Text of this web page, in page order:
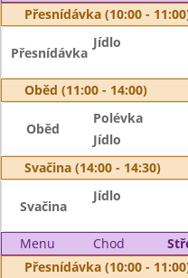
Přesnídávka (10:00 -
Přesnídávka
Jídlo
Oběd (11:00 - 14:00)
Oběd
Polévka
Jídlo
Svačina (14:00 - 14:30)
Svačina
Jídlo
Menu Chod
Přesnídávka (10:00 -